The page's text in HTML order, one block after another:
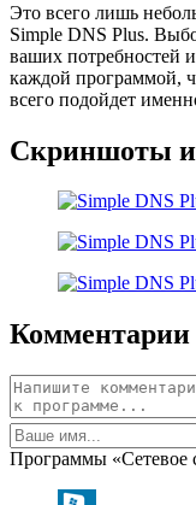
Это всего лишь
Simple DNS Plus.
ваших потребностей
каждой программой,
всего подойдет
Скриншоты
Комментарии
Программы «Сетевое